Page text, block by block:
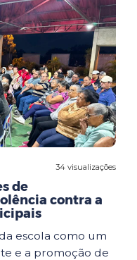
34 visualizações
de
contra a
escola como um
e a promoção de